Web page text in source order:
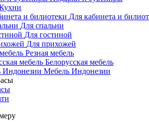
Для кабинета и
Для спальни
Для гостиной
Для прихожей
Резная мебель
Белорусская мебель
Мебель Индонезии